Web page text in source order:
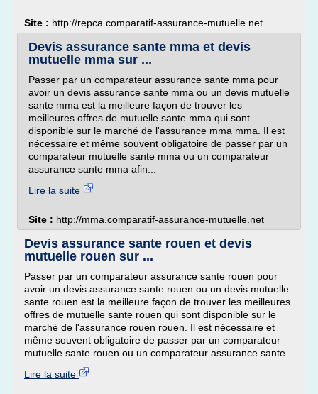
Site : http://repca.comparatif-assurance-mutuelle.net
Devis assurance sante mma et devis
mutuelle mma sur ...
Passer par un comparateur assurance sante mma pour
avoir un devis assurance sante mma ou un devis mutuelle
sante mma est la meilleure façon de trouver les
meilleures offres de mutuelle sante mma qui sont
disponible sur le marché de l'assurance mma mma. Il est
nécessaire et même souvent obligatoire de passer par un
comparateur mutuelle sante mma ou un comparateur
assurance sante mma afin...
Lire la suite
Site : http://mma.comparatif-assurance-mutuelle.net
Devis assurance sante rouen et devis
mutuelle rouen sur ...
Passer par un comparateur assurance sante rouen pour
avoir un devis assurance sante rouen ou un devis mutuelle
sante rouen est la meilleure façon de trouver les meilleures
offres de mutuelle sante rouen qui sont disponible sur le
marché de l'assurance rouen rouen. Il est nécessaire et
même souvent obligatoire de passer par un comparateur
mutuelle sante rouen ou un comparateur assurance sante...
Lire la suite